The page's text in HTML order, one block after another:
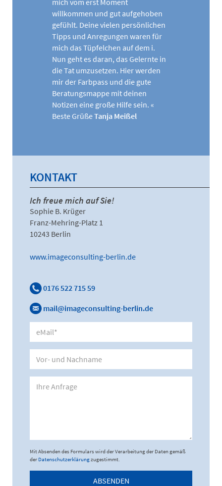
willkommen und gut aufgehoben
gefühlt. Deine vielen persönlichen
Tipps und Anregungen waren für
mich das Tüpfelchen auf dem i.
Nun geht es daran, das Gelernte in
die Tat umzusetzen. Hier werden
mir der Farbpass und die gute
Beratungsmappe mit deinen
Notizen eine große Hilfe sein. «
Beste GrüßeTanja Meißel
KONTAKT
Ich freue mich auf Sie!
Sophie B. Krüger
Franz-Mehring-Platz 1
10243 Berlin
www.imageconsulting-berlin.de
0176 522 715 59
mail@imageconsulting-berlin.de
Mit Absenden des Formulars wird der Verarbeitung der Daten gemäß
der Datenschutzerklärungzugestimmt.
ABSENDEN